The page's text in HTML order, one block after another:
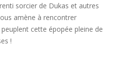
sorcier de Dukas et autres
amène à rencontrer
cette épopée pleine de
!